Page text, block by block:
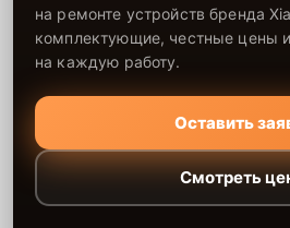
на ремонте устройств бренда
комплектующие, честные цены
на каждую работу.
Оставить
Смотреть